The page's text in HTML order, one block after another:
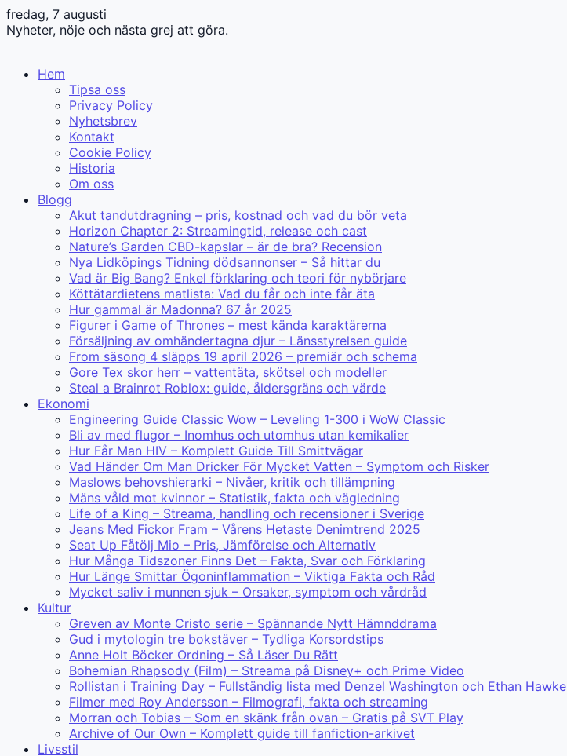
fredag, 7 augusti
Nyheter, nöje och nästa grej att göra.
Hem
Tipsa oss
Privacy Policy
Nyhetsbrev
Kontakt
Cookie Policy
Historia
Om oss
Blogg
Akut tandutdragning – pris, kostnad och vad du bör veta
Horizon Chapter 2: Streamingtid, release och cast
Nature’s Garden CBD-kapslar – är de bra? Recension
Nya Lidköpings Tidning dödsannonser – Så hittar du
Vad är Big Bang? Enkel förklaring och teori för nybörjare
Köttätardietens matlista: Vad du får och inte får äta
Hur gammal är Madonna? 67 år 2025
Figurer i Game of Thrones – mest kända karaktärerna
Försäljning av omhändertagna djur – Länsstyrelsen guide
From säsong 4 släpps 19 april 2026 – premiär och schema
Gore Tex skor herr – vattentäta, skötsel och modeller
Steal a Brainrot Roblox: guide, åldersgräns och värde
Ekonomi
Engineering Guide Classic Wow – Leveling 1-300 i WoW Classic
Bli av med flugor – Inomhus och utomhus utan kemikalier
Hur Får Man HIV – Komplett Guide Till Smittvägar
Vad Händer Om Man Dricker För Mycket Vatten – Symptom och Risker
Maslows behovshierarki – Nivåer, kritik och tillämpning
Mäns våld mot kvinnor – Statistik, fakta och vägledning
Life of a King – Streama, handling och recensioner i Sverige
Jeans Med Fickor Fram – Vårens Hetaste Denimtrend 2025
Seat Up Fåtölj Mio – Pris, Jämförelse och Alternativ
Hur Många Tidszoner Finns Det – Fakta, Svar och Förklaring
Hur Länge Smittar Ögoninflammation – Viktiga Fakta och Råd
Mycket saliv i munnen sjuk – Orsaker, symptom och vårdråd
Kultur
Greven av Monte Cristo serie – Spännande Nytt Hämnddrama
Gud i mytologin tre bokstäver – Tydliga Korsordstips
Anne Holt Böcker Ordning – Så Läser Du Rätt
Bohemian Rhapsody (Film) – Streama på Disney+ och Prime Video
Rollistan i Training Day – Fullständig lista med Denzel Washington och Ethan Hawke
Filmer med Roy Andersson – Filmografi, fakta och streaming
Morran och Tobias – Som en skänk från ovan – Gratis på SVT Play
Archive of Our Own – Komplett guide till fanfiction-arkivet
Livsstil